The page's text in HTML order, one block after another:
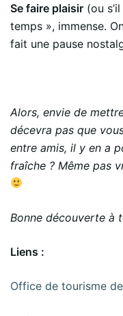
Se faire plaisir (ou
temps », immense.
fait une pause
Alors, envie de
décevra pas que
entre amis, il y en a
fraîche ? Même pas
Bonne découverte à
Liens :
Office de tourisme